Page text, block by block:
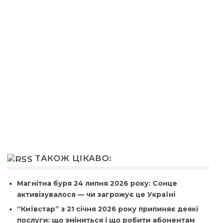
ТАКОЖ ЦІКАВО:
Магнітна буря 24 липня 2026 року: Сонце
активізувалося — чи загрожує це Україні
“Київстар” з 21 січня 2026 року припиняє деякі
послуги: що зміниться і що робити абонентам